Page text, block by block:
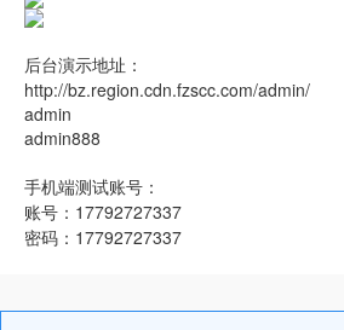
后台演示地址：
http://bz.region.cdn.fzscc.com/admin/
admin
admin888
手机端测试账号：
账号：17792727337
密码：17792727337